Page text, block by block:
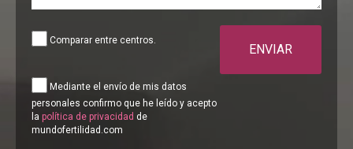
Comparar entre centros.
Mediante el envío de mis datos
personales confirmo que he leído y acepto
la política de privacidad de
mundofertilidad.com
ENVIAR